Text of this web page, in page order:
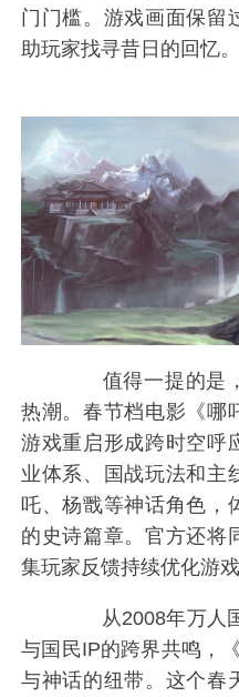
门门槛。游戏画面保留
助玩家找寻昔日的回忆。
值得一提的是，
热潮。春节档电影《哪
游戏重启形成跨时空呼
业体系、国战玩法和主
吒、杨戬等神话角色，
的史诗篇章。官方还将
集玩家反馈持续优化游戏
从2008年万人国
与国民IP的跨界共鸣，
与神话的纽带。这个春